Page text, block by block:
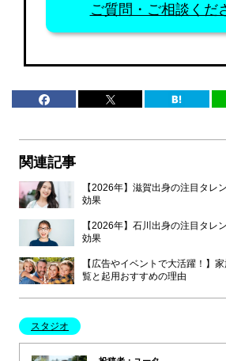
ご質問・ご相談くだ
関連記事
【2026年】滋賀出身の注目タレ
効果
【2026年】石川出身の注目タレ
効果
【広告やイベントで大活躍！】
覧と起用おすすめの理由
スタジオ